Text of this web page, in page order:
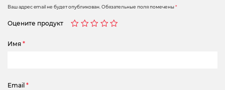
Ваш адрес email не будет опубликован.Обязательные поля помечены*
Оцените продукт
Имя *
Email *